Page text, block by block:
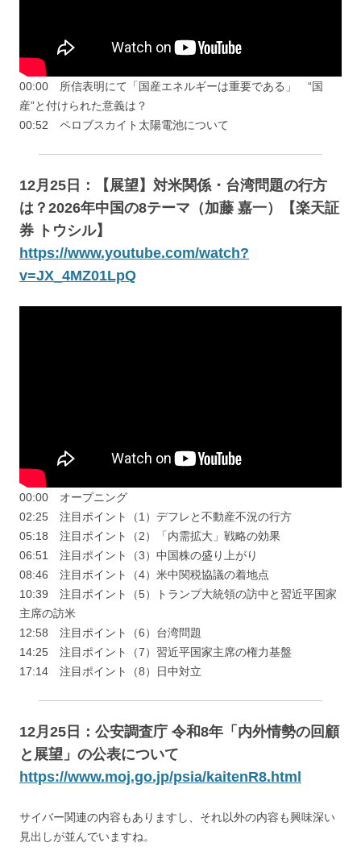
00:00 所信表明にて「国産エネルギーは重要である」 “国
産”と付けられた意義は？
00:52 ペロブスカイト太陽電池について
12月25日：【展望】対米関係・台湾問題の行方
は？2026年中国の8テーマ（加藤 嘉一）【楽天証
券 トウシル】
https://www.youtube.com/watch?
v=JX_4MZ01LpQ
00:00 オープニング
02:25 注目ポイント（1）デフレと不動産不況の行方
05:18 注目ポイント（2）「内需拡大」戦略の効果
06:51 注目ポイント（3）中国株の盛り上がり
08:46 注目ポイント（4）米中関税協議の着地点
10:39 注目ポイント（5）トランプ大統領の訪中と習近平国家
主席の訪米
12:58 注目ポイント（6）台湾問題
14:25 注目ポイント（7）習近平国家主席の権力基盤
17:14 注目ポイント（8）日中対立
12月25日：公安調査庁 令和8年「内外情勢の回顧
と展望」の公表について
https://www.moj.go.jp/psia/kaitenR8.html
サイバー関連の内容もありますし、それ以外の内容も興味深い
見出しが並んでいますね。